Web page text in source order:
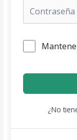
¿No